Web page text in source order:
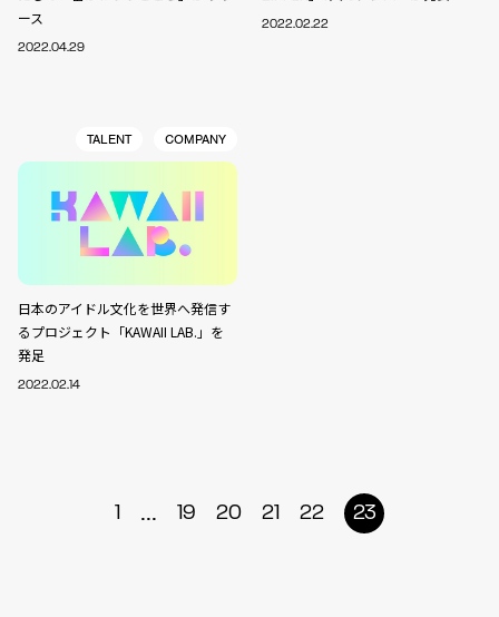
ース
2022.04.29
2022.02.22
TALENT COMPANY
日本のアイドル文化を世界へ発信す
るプロジェクト「KAWAII LAB.」を
発足
2022.02.14
1 ... 19 20 21 22 23